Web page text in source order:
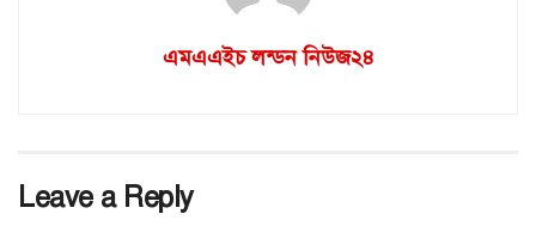
এমএএইচ লন্ডন নিউজ২৪
Leave a Reply